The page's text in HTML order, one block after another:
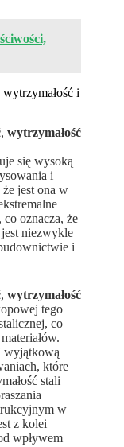
i
, wytrzymałość
się wysoką
i
jest ona w
oznacza, że
jest niezwykle
i
, wytrzymałość
tego
co
wyjątkową
które
stali
w
z kolei
wpływem